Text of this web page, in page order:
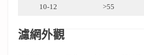
10-12 >55
濾網外觀